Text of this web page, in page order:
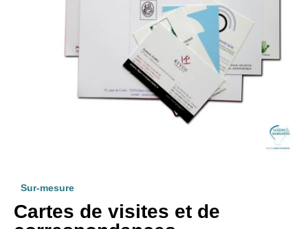
Sur-mesure
Cartes de visites et de